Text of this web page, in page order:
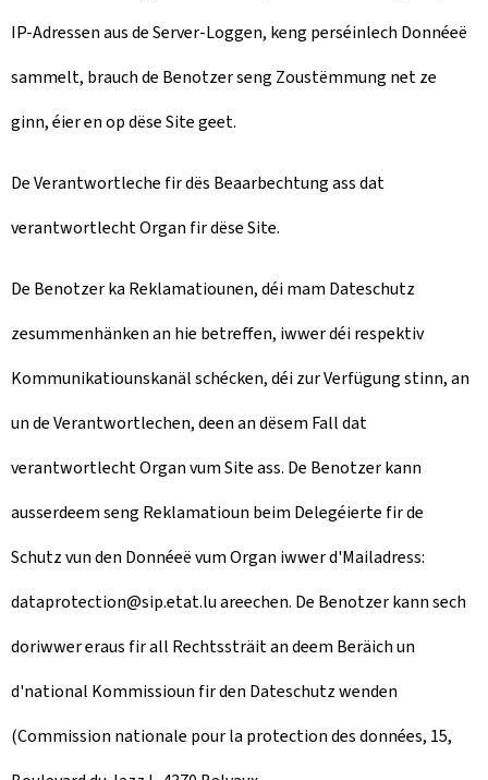
IP-Adressen aus de Server-Loggen, keng perséinlech Donnéeë
sammelt, brauch de Benotzer seng Zoustëmmung net ze
ginn, éier en op dëse Site geet.
De Verantwortleche fir dës Beaarbechtung ass dat
verantwortlecht Organ fir dëse Site.
De Benotzer ka Reklamatiounen, déi mam Dateschutz
zesummenhänken an hie betreffen, iwwer déi respektiv
Kommunikatiounskanäl schécken, déi zur Verfügung stinn, an
un de Verantwortlechen, deen an dësem Fall dat
verantwortlecht Organ vum Site ass. De Benotzer kann
ausserdeem seng Reklamatioun beim Delegéierte fir de
Schutz vun den Donnéeë vum Organ iwwer d'Mailadress:
dataprotection@sip.etat.lu areechen. De Benotzer kann sech
doriwwer eraus fir all Rechtssträit an deem Beräich un
d'national Kommissioun fir den Dateschutz wenden
(Commission nationale pour la protection des données, 15,